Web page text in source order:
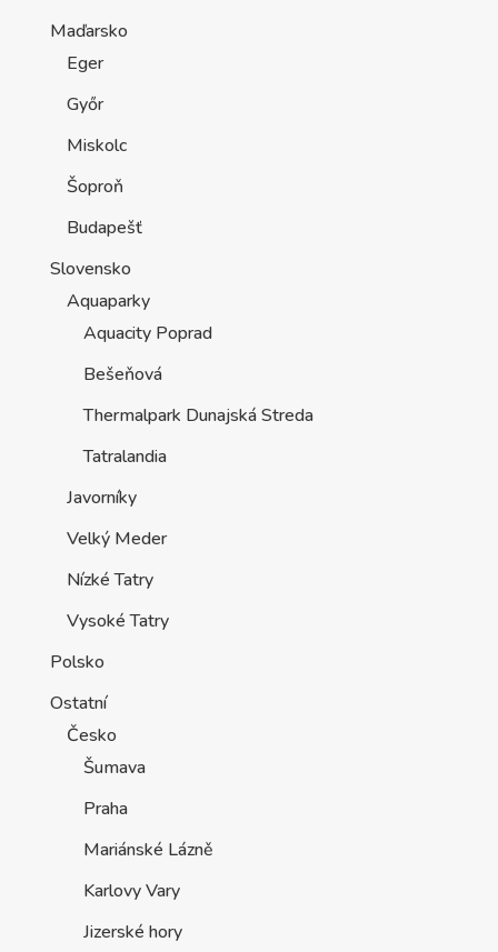
Maďarsko
Eger
Győr
Miskolc
Šoproň
Budapešť
Slovensko
Aquaparky
Aquacity Poprad
Bešeňová
Thermalpark Dunajská Streda
Tatralandia
Javorníky
Velký Meder
Nízké Tatry
Vysoké Tatry
Polsko
Ostatní
Česko
Šumava
Praha
Mariánské Lázně
Karlovy Vary
Jizerské hory